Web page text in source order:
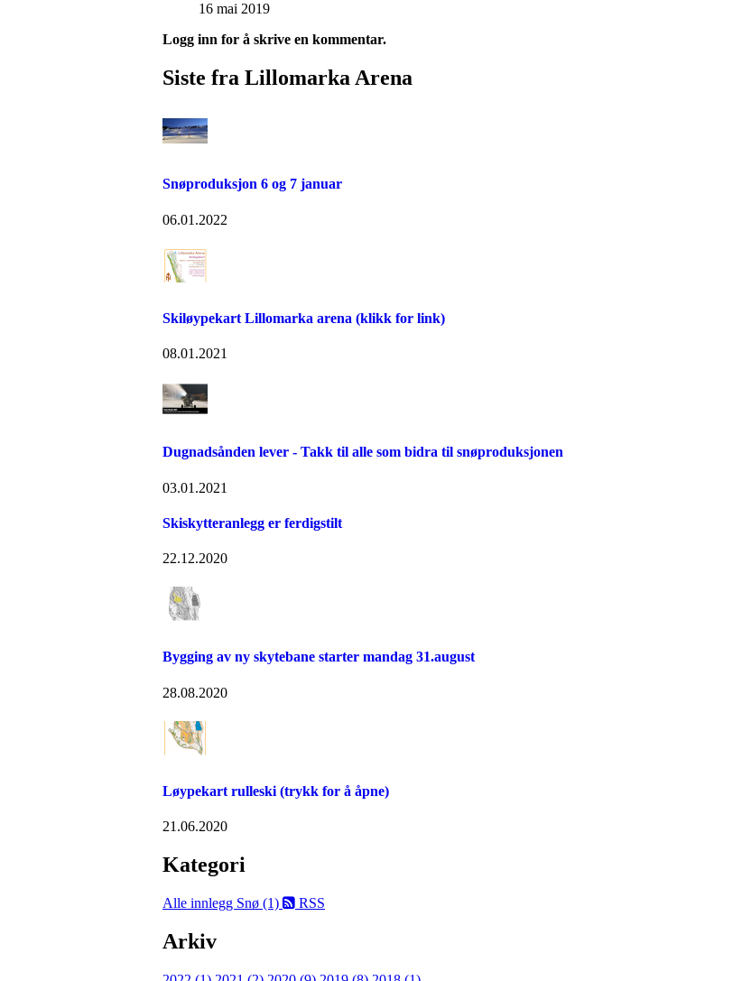
16 mai 2019
Logg inn for å skrive en kommentar.
Siste fra Lillomarka Arena
Snøproduksjon 6 og 7 januar
06.01.2022
Skiløypekart Lillomarka arena (klikk for link)
08.01.2021
Dugnadsånden lever - Takk til alle som bidra til snøproduksjonen
03.01.2021
Skiskytteranlegg er ferdigstilt
22.12.2020
Bygging av ny skytebane starter mandag 31.august
28.08.2020
Løypekart rulleski (trykk for å åpne)
21.06.2020
Kategori
Alle innlegg Snø (1) RSS
Arkiv